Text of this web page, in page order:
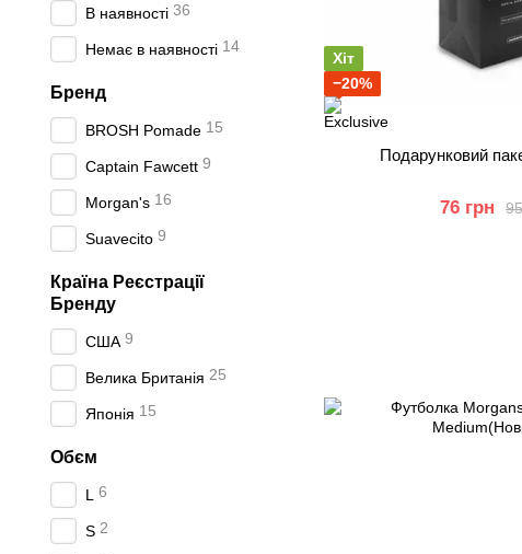
Хіт
−20%
Подарунковий
76 грн
В наявності 36
Немає в наявності 14
Бренд
BROSH Pomade 15
Captain Fawcett 9
Morgan's 16
Suavecito 9
Країна Реєстрації
Бренду
США 9
Велика Британія 25
Японія 15
Обєм
L 6
S 2